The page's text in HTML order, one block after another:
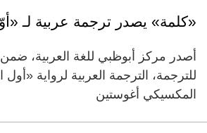
«كلمة» يصدر ترجمة عربية لـ
أصدر مركز أبوظبي للغة العربية،
للترجمة، الترجمة العربية لرواية
المكسيكي أغوستين